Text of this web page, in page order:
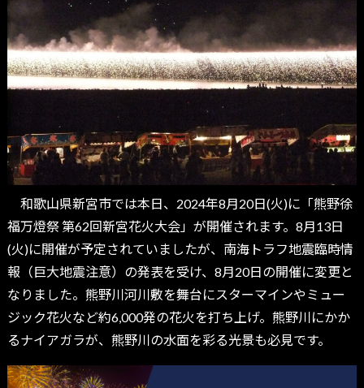
和歌山県新宮市では本日、2024年8月20日(火)に「熊野徐
福万燈祭 第62回新宮花火大会」が開催されます。8月13日
(火)に開催が予定されていましたが、南海トラフ地震臨時情
報（巨大地震注意）の発表を受け、8月20日の開催に変更と
なりました。熊野川河川敷を舞台にスターマインやミュー
ジック花火など約6,000発の花火を打ち上げ。熊野川にかか
るナイアガラが、熊野川の水面を彩る光景も必見です。